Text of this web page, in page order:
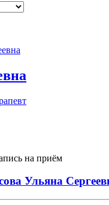
на приём
Ульяна